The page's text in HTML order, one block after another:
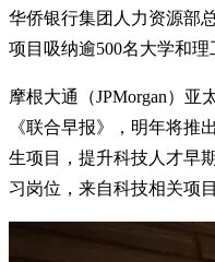
华侨银行集团人力资源部
项目吸纳逾500名大学和理
摩根大通（JPMorgan）
《联合早报》，明年将推
生项目，提升科技人才早
习岗位，来自科技相关项